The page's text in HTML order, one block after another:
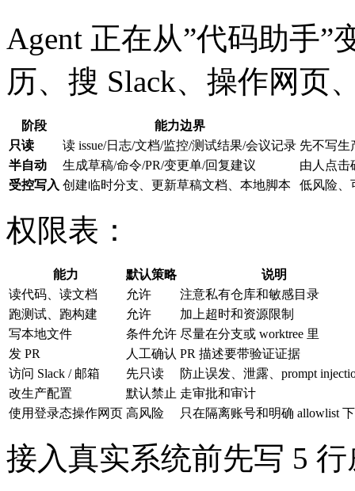
Agent 正在从”代码助手
历、搜 Slack、操作网页
阶段
能力边界
只读
读 issue/日志/文档/监控/测试结果/会议记录 先不写生
半自动
生成草稿/命令/PR/变更单/回复建议
由人点击
受控写入 创建临时分支、更新草稿文档、本地脚本 低风险、
权限表：
能力 默认策略
说明
读代码、读文档
允许
注意私有仓库和敏感目录
跑测试、跑构建
允许
加上超时和资源限制
写本地文件
条件允许 尽量在分支或 worktree 里
发 PR
人工确认 PR 描述要带验证证据
访问 Slack / 邮箱
先只读
防止误发、泄露、prompt
改生产配置
默认禁止 走审批和审计
使用登录态操作网页 高风险 只在隔离账号和明确 allowlist
接入真实系统前先写 5